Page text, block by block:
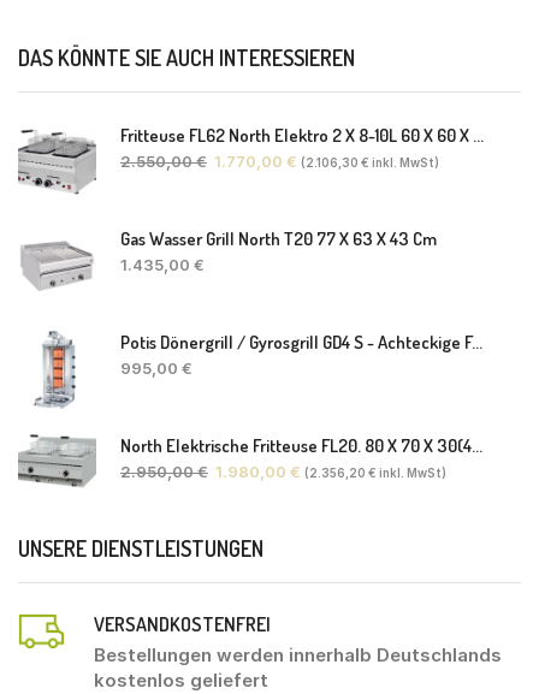
DAS KÖNNTE SIE AUCH INTERESSIEREN
Fritteuse FL62 North Elektro 2 X 8-10L 60 X 60 X 30(38) Cm
2.550,00€ 1.770,00 € (2.106,30 € inkl. MwSt)
Gas Wasser Grill North T20 77 X 63 X 43 Cm
1.435,00 €
Potis Dönergrill / Gyrosgrill GD4 S - Achteckige Fettwanne-Ohne Schaufel
995,00 €
North Elektrische Fritteuse FL20. 80 X 70 X 30(46) Cm
2.950,00€ 1.980,00 € (2.356,20 € inkl. MwSt)
UNSERE DIENSTLEISTUNGEN
VERSANDKOSTENFREI
Bestellungen werden innerhalb Deutschlands
kostenlos geliefert